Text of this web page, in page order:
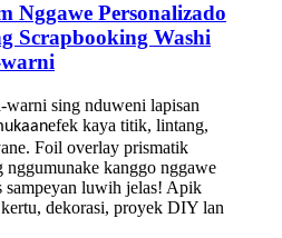
Nggawe Personalizado
Scrapbooking Washi
warni sing nduweni lapisan
efek kaya titik, lintang,
Foil overlay prismatik
nggumunake kanggo nggawe
sampeyan luwih jelas! Apik
dekorasi, proyek DIY lan